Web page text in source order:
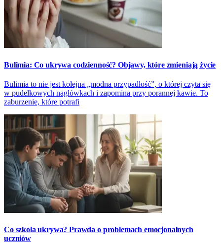
Bulimia: Co ukrywa codzienność? Objawy, które zmieniają życie
Bulimia to nie jest kolejna „modna przypadłość”, o której czyta się
w pudelkowych nagłówkach i zapomina przy porannej kawie. To
zaburzenie, które potrafi
Co szkoła ukrywa? Prawda o problemach emocjonalnych
uczniów